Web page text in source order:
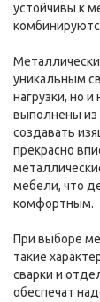
устойчивы к
уникальным
нагрузки, но
выполнены из
создавать
прекрасно
мебели, что
комфортным.
При выборе
такие
сварки и
обеспечат